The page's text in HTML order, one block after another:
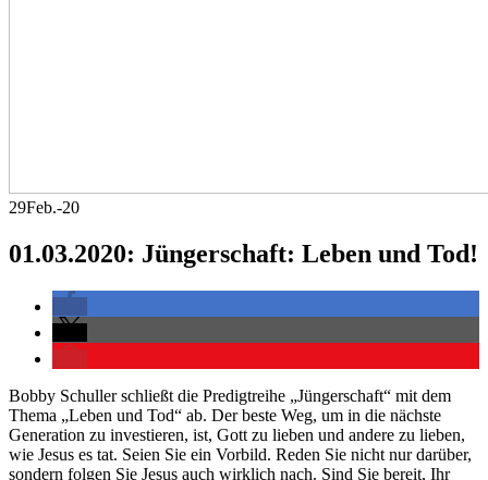
29Feb.-20
01.03.2020: Jüngerschaft: Leben und Tod!
Bobby Schuller schließt die Predigtreihe „Jüngerschaft“ mit dem
Thema „Leben und Tod“ ab. Der beste Weg, um in die nächste
Generation zu investieren, ist, Gott zu lieben und andere zu lieben,
wie Jesus es tat. Seien Sie ein Vorbild. Reden Sie nicht nur darüber,
sondern folgen Sie Jesus auch wirklich nach. Sind Sie bereit, Ihr